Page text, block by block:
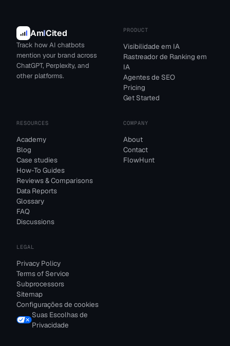
AmICited
Track how AI chatbots
mention your brand across
ChatGPT, Perplexity, and
other platforms.
PRODUCT
Visibilidade em IA
Rastreador de Ranking em
IA
Agentes de SEO
Pricing
Get Started
RESOURCES
Academy
Blog
Case studies
How-To Guides
Reviews & Comparisons
Data Reports
Glossary
FAQ
Discussions
COMPANY
About
Contact
FlowHunt
LEGAL
Privacy Policy
Terms of Service
Subprocessors
Sitemap
Configurações de cookies
Suas Escolhas de
Privacidade